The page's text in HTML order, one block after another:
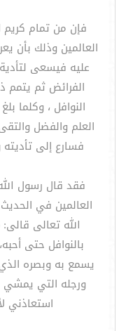
فإن من تمام كريم
العالمين وذلك بأن
عليه فيسعى
الفرائض ثم يتمم
النوافل ، وكلما
العلم والفضل
فسارع إلى تأديته
فقد قال رسول
العالمين في
الله تعالى
بالنوافل حتى
يسمع به وبصره
ورجله التي يمشي
استعاذني